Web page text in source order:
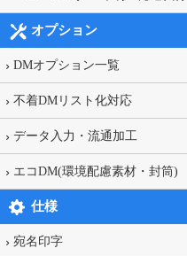
オプション
DMオプション一覧
不着DMリスト化対応
データ入力・流通加工
エコDM(環境配慮素材・封筒)
仕様
宛名印字